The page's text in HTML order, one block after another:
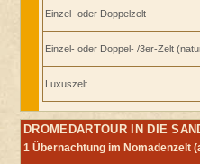
Einzel- oder Doppelzelt
Einzel- oder Doppel- /3er-Zelt
Luxuszelt
DROMEDARTOUR IN DIE
1 Übernachtung im Nomadenzelt